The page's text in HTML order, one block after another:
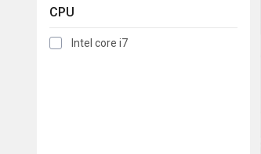
CPU
Intel core i7